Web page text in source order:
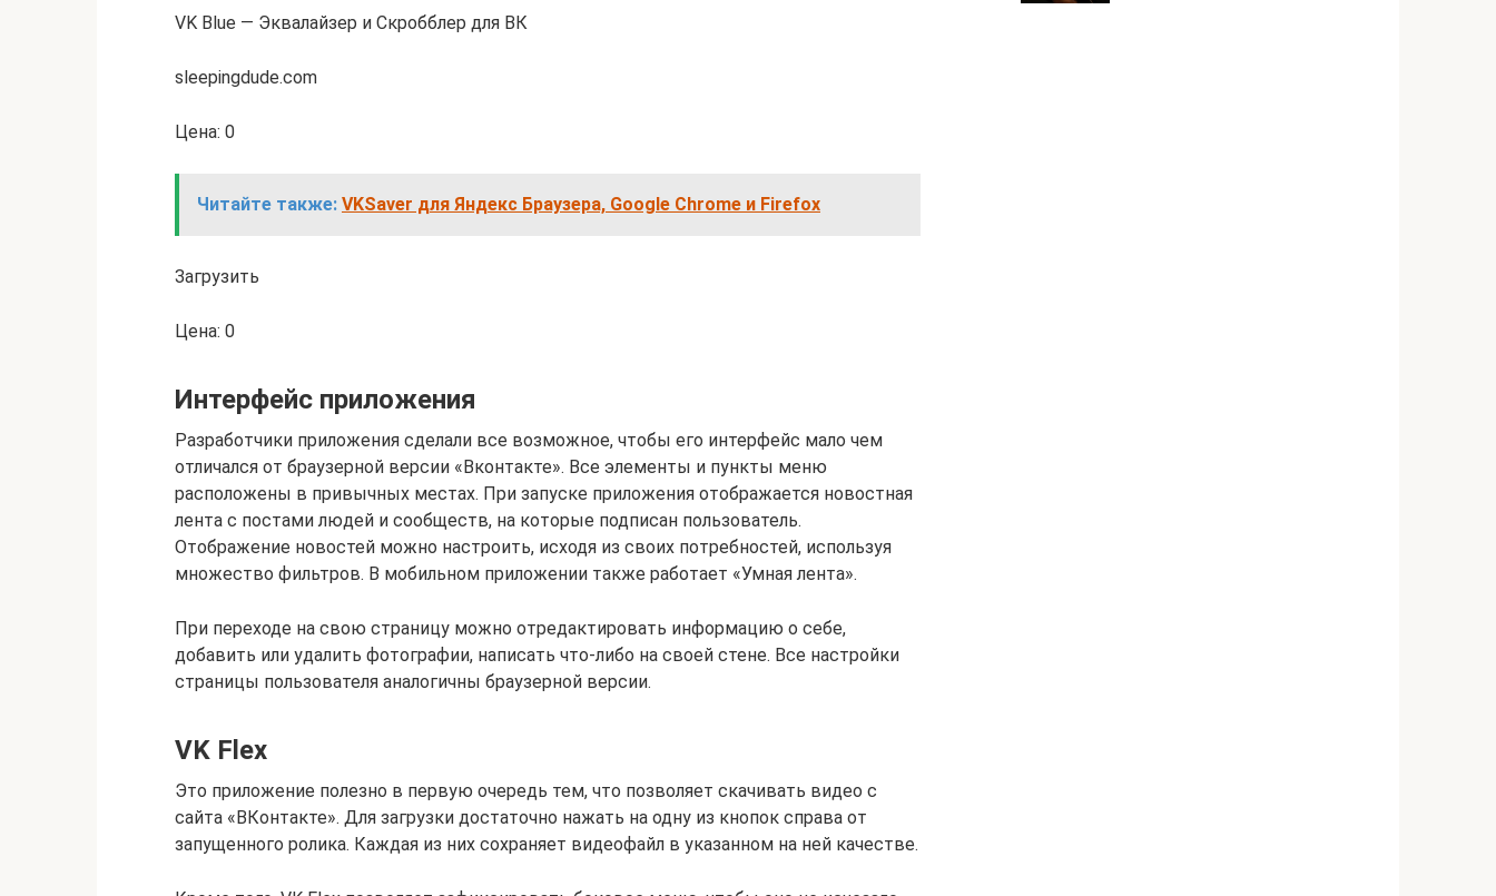
VK Blue — Эквалайзер и Скробблер для ВК
sleepingdude.com
Цена: 0
Читайте также: VKSaver для Яндекс Браузера, Google Chrome и Firefox
Загрузить
Цена: 0
Интерфейс приложения
Разработчики приложения сделали все возможное, чтобы его интерфейс мало чем
отличался от браузерной версии «Вконтакте». Все элементы и пункты меню
расположены в привычных местах. При запуске приложения отображается новостная
лента с постами людей и сообществ, на которые подписан пользователь.
Отображение новостей можно настроить, исходя из своих потребностей, используя
множество фильтров. В мобильном приложении также работает «Умная лента».
При переходе на свою страницу можно отредактировать информацию о себе,
добавить или удалить фотографии, написать что-либо на своей стене. Все настройки
страницы пользователя аналогичны браузерной версии.
VK Flex
Это приложение полезно в первую очередь тем, что позволяет скачивать видео с
сайта «ВКонтакте». Для загрузки достаточно нажать на одну из кнопок справа от
запущенного ролика. Каждая из них сохраняет видеофайл в указанном на ней качестве.